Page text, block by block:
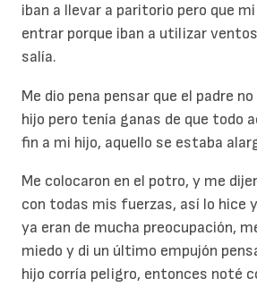
iban a llevar a paritorio pero que
entrar porque iban a utilizar
salía.
Me dio pena pensar que el padre
hijo pero tenía ganas de que todo
fin a mi hijo, aquello se estaba
Me colocaron en el potro, y me
con todas mis fuerzas, así lo hice
ya eran de mucha preocupación,
miedo y di un último empujón
hijo corría peligro, entonces noté